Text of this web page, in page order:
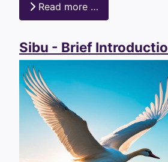
Read more …
Sibu - Brief